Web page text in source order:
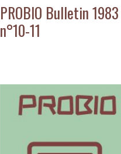
PROBIO Bulletin 1983
n°10-11